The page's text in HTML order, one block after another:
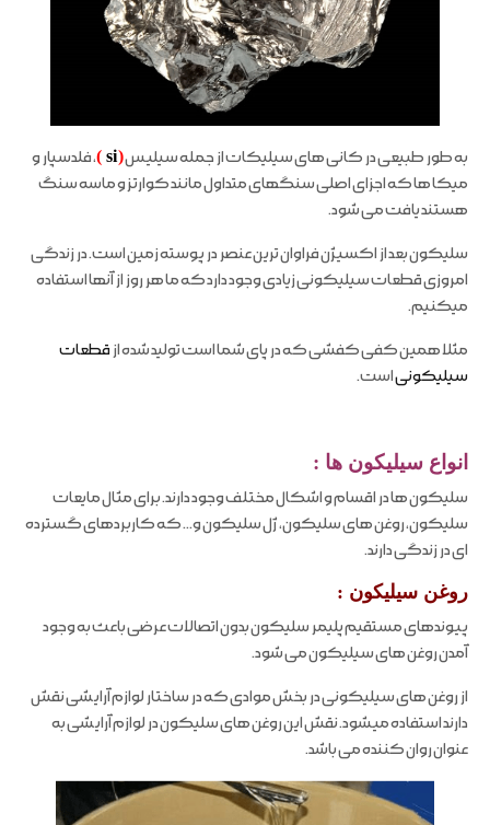
به طور طبیعی در کانی های سیلیکات از جمله سیلیس(
si
)، فلدسپار و
میکا ها که اجزای اصلی سنگهای متداول مانند کوارتز و ماسه سنگ
هستند یافت می شود.
سلیکون بعد از اکسیژن فراوان ترین عنصر در پوسته زمین است. در زندگی
امروزی قطعات سیلیکونی زیادی وجود دارد که ما هر روز از آنها استفاده
میکنیم.
مثلا همین کفی کفشی که در پای شما است تولید شده از قطعات
سیلیکونیاست.
انواع سیلیکون ها :
سلیکون ها در اقسام و اشکال مختلف وجود دارند. برای مثال مایعات
سلیکون، روغن های سلیکون، ژل سلیکون و… که کاربردهای گسترده
ای در زندگی دارند.
روغن سیلیکون :
پیوندهای مستقیم پلیمر سلیکون بدون اتصالات عرضی باعث به وجود
آمدن روغن های سیلیکون می شود.
از روغن های سیلیکونی در بخش موادی که در ساختار لوازم آرایشی نقش
دارند استفاده میشود. نقش این روغن های سلیکون در لوازم آرایشی به
عنوان روان کننده می باشد.